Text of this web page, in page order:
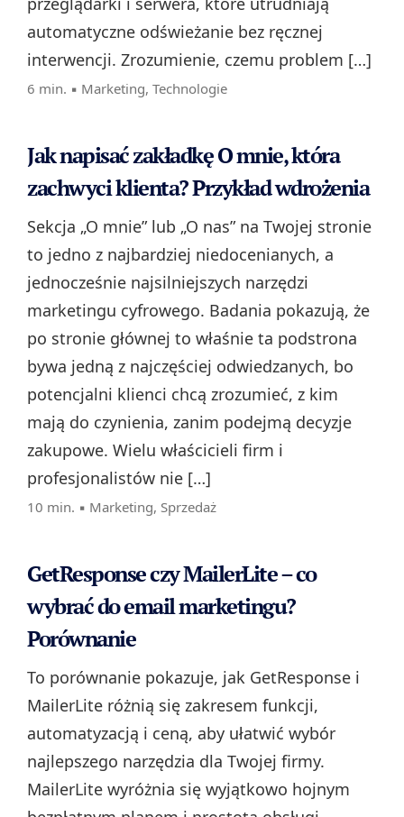
automatyczne odświeżanie bez ręcznej
interwencji. Zrozumienie, czemu problem […]
6 min. ▪ Marketing, Technologie
Jak napisać zakładkę O mnie, która
zachwyci klienta? Przykład wdrożenia
Sekcja „O mnie” lub „O nas” na Twojej stronie
to jedno z najbardziej niedocenianych, a
jednocześnie najsilniejszych narzędzi
marketingu cyfrowego. Badania pokazują, że
po stronie głównej to właśnie ta podstrona
bywa jedną z najczęściej odwiedzanych, bo
potencjalni klienci chcą zrozumieć, z kim
mają do czynienia, zanim podejmą decyzje
zakupowe. Wielu właścicieli firm i
profesjonalistów nie […]
10 min. ▪ Marketing, Sprzedaż
GetResponse czy MailerLite – co
wybrać do email marketingu?
Porównanie
To porównanie pokazuje, jak GetResponse i
MailerLite różnią się zakresem funkcji,
automatyzacją i ceną, aby ułatwić wybór
najlepszego narzędzia dla Twojej firmy.
MailerLite wyróżnia się wyjątkowo hojnym